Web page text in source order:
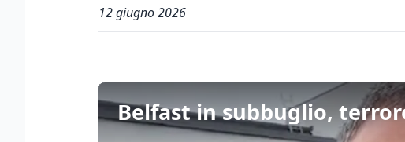
12 giugno 2026
Belfast in subbuglio,